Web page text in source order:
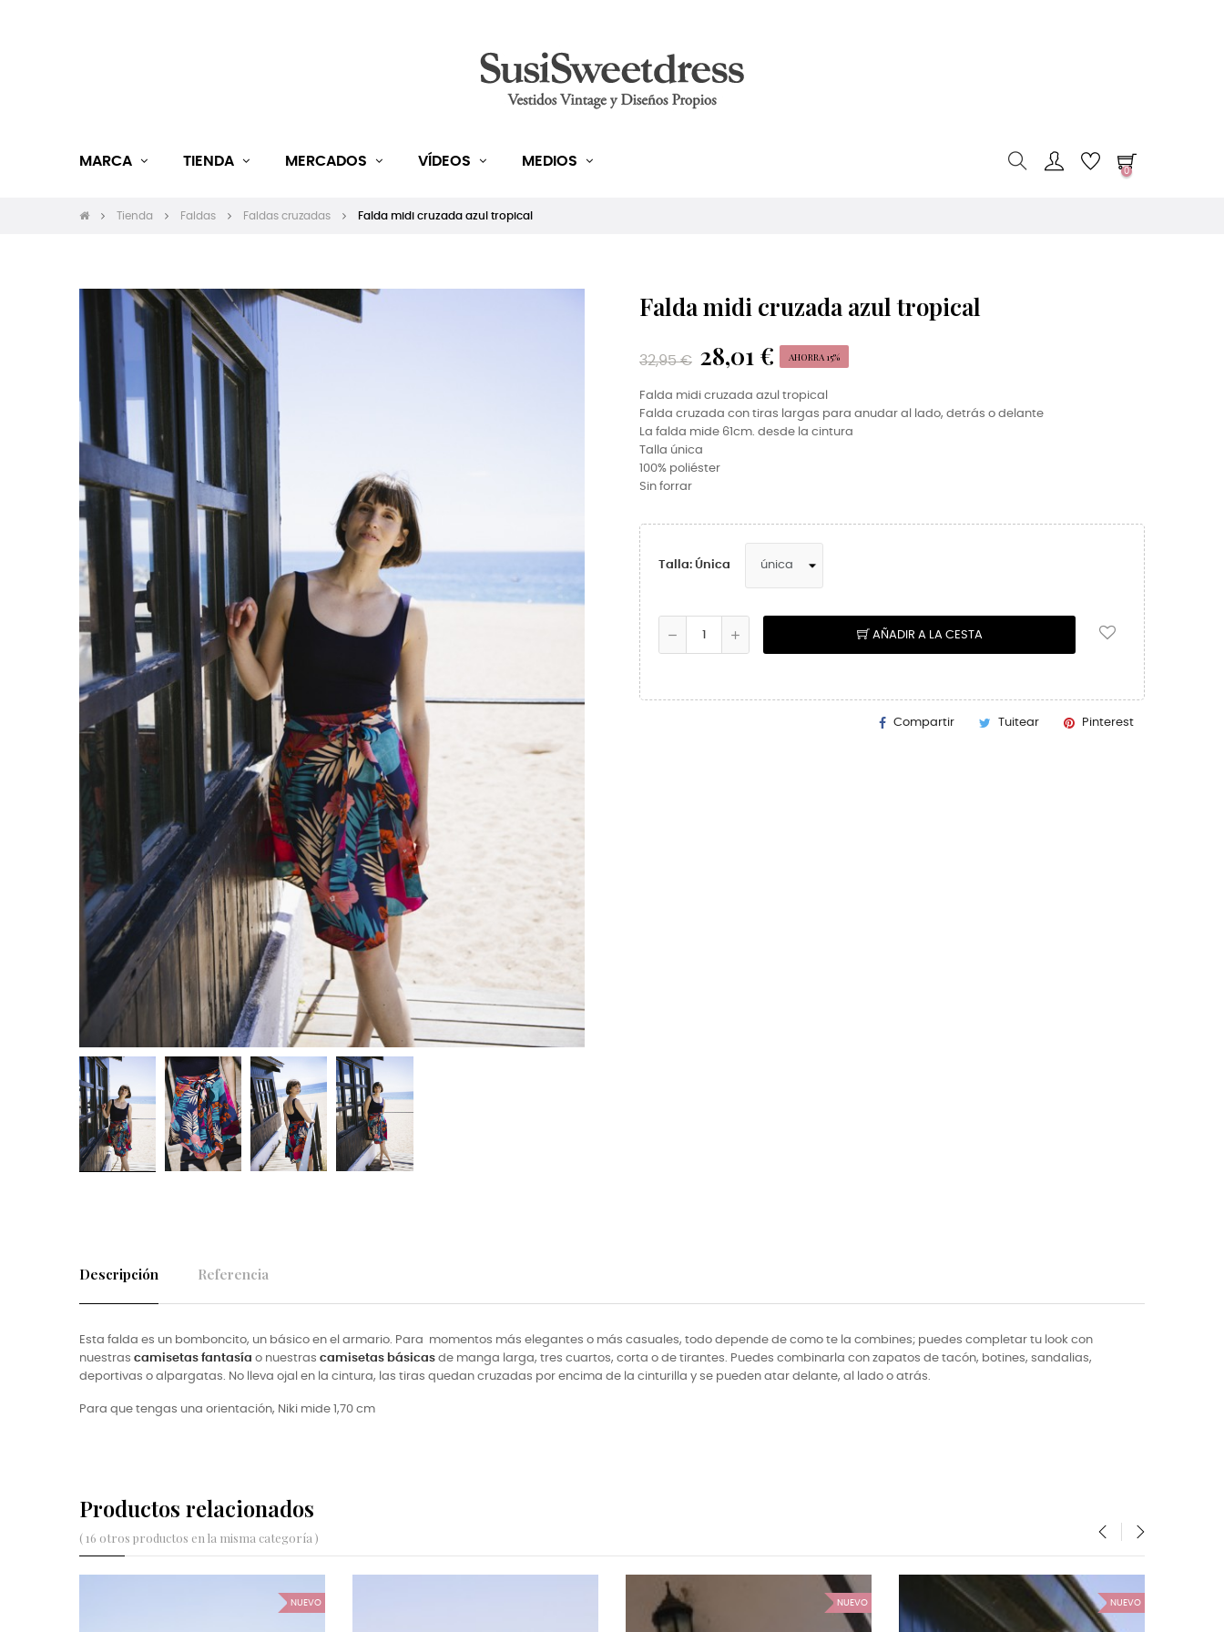
MARCA TIENDA MERCADOS VÍDEOS MEDIOS
0
Tienda Faldas Faldas cruzadas Falda midi cruzada azul tropical
Falda midi cruzada azul tropical
32,95 € 28,01 € AHORRA 15%
Falda midi cruzada azul tropical
Falda cruzada con tiras largas para anudar al lado, detrás o delante
La falda mide 61cm. desde la cintura
Talla única
100% poliéster
Sin forrar
Talla: Única
AÑADIR A LA CESTA
Compartir Tuitear Pinterest
Descripción Referencia
Esta falda es un bomboncito, un básico en el armario. Para momentos más elegantes o más casuales, todo depende de como te la combines; puedes completar tu look con
nuestras camisetas fantasía o nuestras camisetas básicas de manga larga, tres cuartos, corta o de tirantes. Puedes combinarla con zapatos de tacón, botines, sandalias,
deportivas o alpargatas. No lleva ojal en la cintura, las tiras quedan cruzadas por encima de la cinturilla y se pueden atar delante, al lado o atrás.
Para que tengas una orientación, Niki mide 1,70 cm
Productos relacionados
( 16 otros productos en la misma categoría )